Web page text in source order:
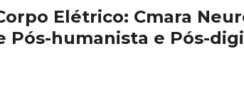
Elétrico: Cmara
Pós-humanista e Pós-